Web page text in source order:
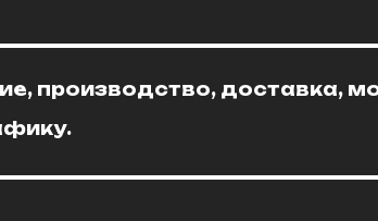
производство, доставка,